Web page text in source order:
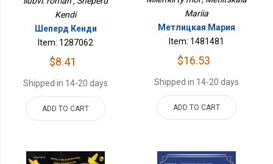
Kendi
Шеперд Кенди
Item: 1287062
$8.41
Shipped in 14-20 days
ADD TO CART
Mariia
Метлицкая Мария
Item: 1481481
$16.53
Shipped in 14-20 days
ADD TO CART